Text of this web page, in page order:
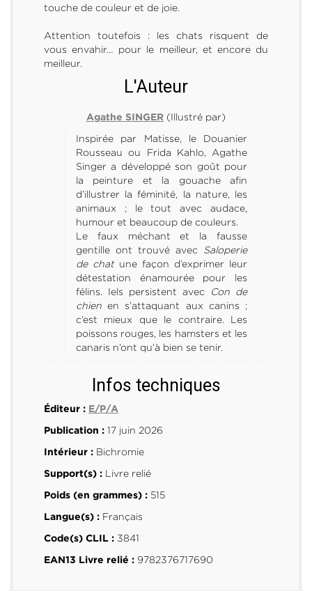
touche de couleur et de joie.
Attention toutefois : les chats risquent de
vous envahir… pour le meilleur, et encore du
meilleur.
L'Auteur
Agathe SINGER (Illustré par)
Inspirée par Matisse, le Douanier
Rousseau ou Frida Kahlo, Agathe
Singer a développé son goût pour
la peinture et la gouache afin
d’illustrer la féminité, la nature, les
animaux ; le tout avec audace,
humour et beaucoup de couleurs.
Le faux méchant et la fausse
gentille ont trouvé avec Saloperie
de chatune façon d’exprimer leur
détestation énamourée pour les
félins. Iels persistent avec
Con de
chienen s’attaquant aux canins ;
c’est mieux que le contraire. Les
poissons rouges, les hamsters et les
canaris n’ont qu’à bien se tenir.
Infos techniques
Éditeur : E/P/A
Publication :17 juin 2026
Intérieur :Bichromie
Support(s) :Livre relié
Poids (en grammes) :515
Langue(s) :Français
Code(s) CLIL :3841
EAN13 Livre relié :9782376717690